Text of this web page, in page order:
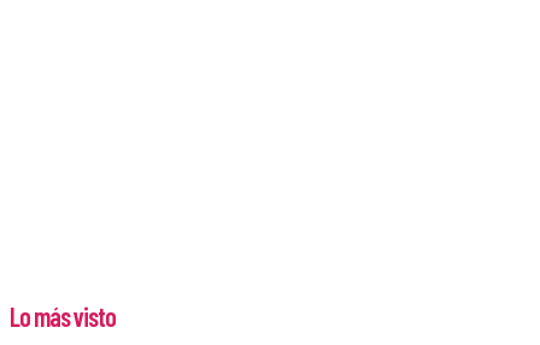
Lo más visto